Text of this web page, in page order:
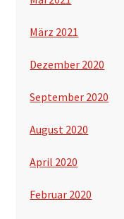
März 2021
Dezember 2020
September 2020
August 2020
April 2020
Februar 2020